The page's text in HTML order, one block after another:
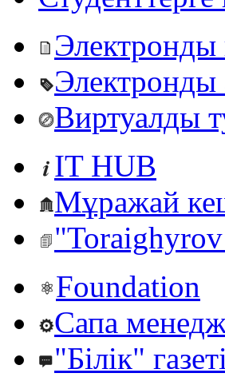
Электронды
Электронды
Виртуалды
IT HUB
Мұражай
Foundation
Сапа
"Білік" газеті